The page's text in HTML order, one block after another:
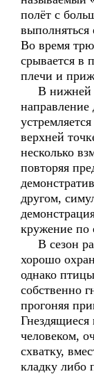
полёт с
Во время
срывается в
плечи и
В нижней
верхней
несколько
повторяя
другом,
кружение по
В сезон
хорошо
однако
собственно
прогоняя
человеком,
схватку,
кладку либо